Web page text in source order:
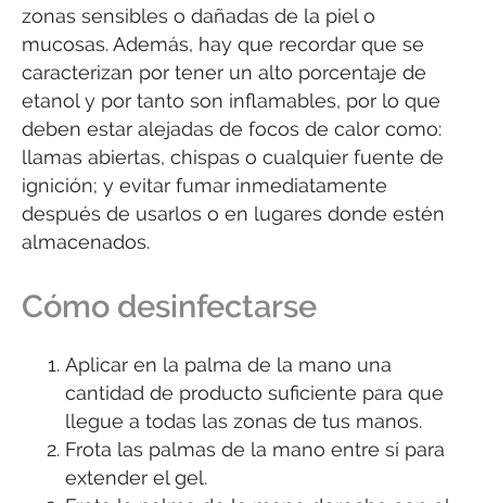
zonas sensibles o dañadas de la piel o
mucosas. Además, hay que recordar que se
caracterizan por tener un alto porcentaje de
etanol y por tanto son inflamables, por lo que
deben estar alejadas de focos de calor como:
llamas abiertas, chispas o cualquier fuente de
ignición; y evitar fumar inmediatamente
después de usarlos o en lugares donde estén
almacenados.
Cómo desinfectarse
Aplicar en la palma de la mano una
cantidad de producto suficiente para que
llegue a todas las zonas de tus manos.
Frota las palmas de la mano entre sí para
extender el gel.